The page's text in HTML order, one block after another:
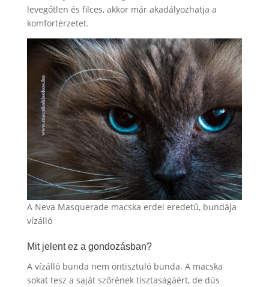
levegőtlen és filces, akkor már akadályozhatja a
komfortérzetet.
A Neva Masquerade macska erdei eredetű, bundája
vízálló
Mit jelent ez a gondozásban?
A vízálló bunda nem öntisztuló bunda. A macska
sokat tesz a saját szőrének tisztaságáért, de dús